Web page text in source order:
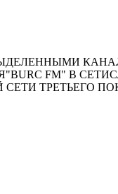
ВЫДЕЛЕННЫМИ
FM" В
ТРЕТЬЕГО